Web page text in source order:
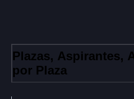
Plazas, Aspirantes,
por Plaza